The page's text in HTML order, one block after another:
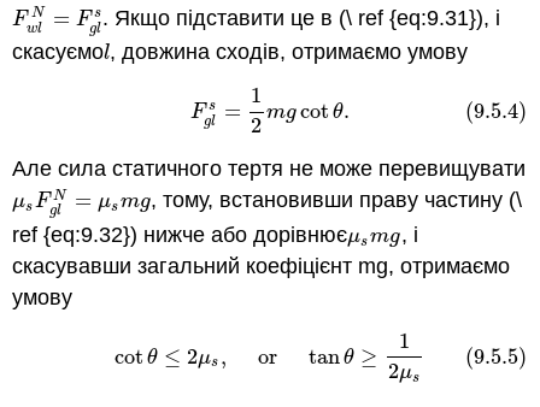
F N
wl = F s
gl
Fwl N= Fgls
. Якщо підставити це в (\ ref {eq:9.31}), і
скасуємоl
l, довжина сходів, отримаємо умову
F s
gl =
1
2
mgcot θ. (9.5.4)
(9.5.4) ls g cot
Але сила статичного тертя не може перевищувати
μsF N
gl = μsmg
μsFgl N= μsmg, тому, встановивши праву частину (\
ref {eq:9.32}) нижче або дорівнюєμsmg
μsmg, і
скасувавши загальний коефіцієнт mg, отримаємо
умову
cot θ ≤ 2μs , or tanθ ≥
1
2μs
(9.5.5)
(9.5.5) cot ortan θ ≥ μs